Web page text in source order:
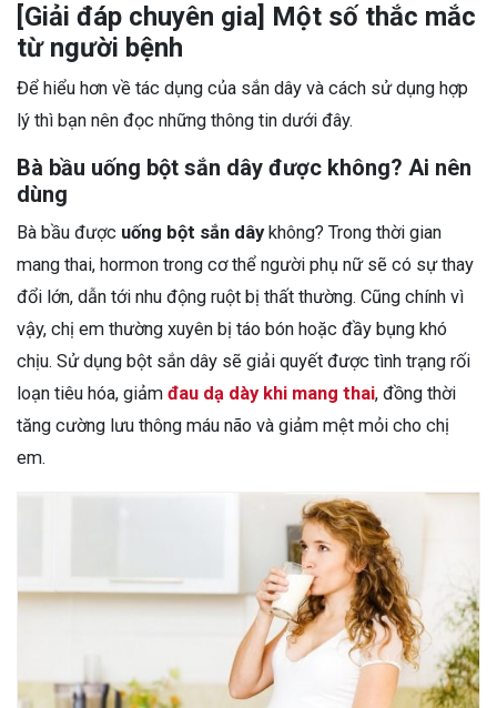
[Giải đáp chuyên gia] Một số thắc mắc
từ người bệnh
Để hiểu hơn về tác dụng của sắn dây và cách sử dụng hợp
lý thì bạn nên đọc những thông tin dưới đây.
Bà bầu uống bột sắn dây được không? Ai nên
dùng
Bà bầu được uống bột sắn dâykhông? Trong thời gian
mang thai, hormon trong cơ thể người phụ nữ sẽ có sự thay
đổi lớn, dẫn tới nhu động ruột bị thất thường. Cũng chính vì
vậy, chị em thường xuyên bị táo bón hoặc đầy bụng khó
chịu. Sử dụng bột sắn dây sẽ giải quyết được tình trạng rối
loạn tiêu hóa, giảm đau dạ dày khi mang thai, đồng thời
tăng cường lưu thông máu não và giảm mệt mỏi cho chị
em.